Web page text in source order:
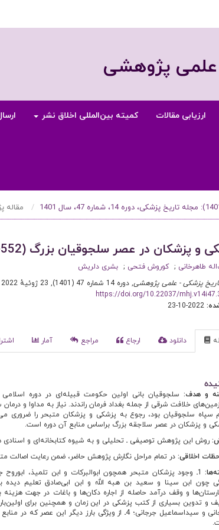
علمی پژوهشی
ارزیابی مقالات کمیته بین‌المللی اخلاق نشر
مقاله
و پزشکان در عصر سلجوقیان بزرگ (552-431 ق.)
طاهرخانی کوروش فتحی
بشری دلریش
پزشکی - علمی پژوهشی, دوره 14 شماره 47 (1401), 23 ژوئیهٔ 2022
https://doi.org/10.22037/
2022-10-23
دانلود ارجاع مراجع آمار
و هدف:
خلافت شرقی از جمله بغداد فرمان راندند. نیاز به مداوا و
سپاه سلجوقیان بود، رجوع به پزشکی و پزشکان متبحر را ضروری
و پزشکان در عصر سلاجقه بزرگ براساس منابع آن دوره است.
روش این پژوهش توصیفی ـ تحلیلی و به شیوه کتابخانه‌ای و
اخلاقی:در تمام مراحل نگارش پژوهش حاضر، ضمن رعایت اصالت
1ـ وجود پزشکان متبحر همچون ابوالبرکات و ابن تلمیذ،
و تدوین بسیاری از کتب پزشکی در این زمان و همچنین برای
جرجانی و سیداسماعیل جرجانی؛ 4ـ از ویژگی بارز